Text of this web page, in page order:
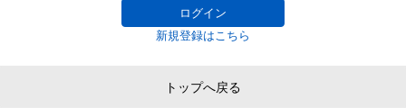
ログイン
新規登録はこちら
トップへ戻る